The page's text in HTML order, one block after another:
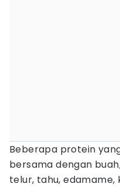
Beberapa protein
bersama dengan
telur, tahu, edamame,